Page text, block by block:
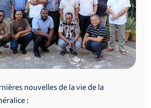
nouvelles de la vie de la
: